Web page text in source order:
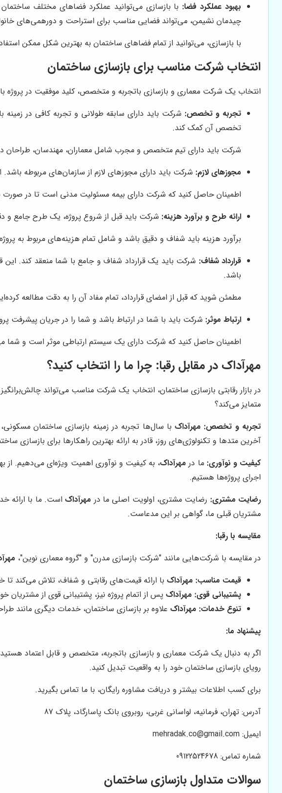
بهبود عملکرد فضا: با بازسازی می‌توانید عملکرد فضاهای مختلف
چیدمان نشیمن، می‌تواند فضایی مناسب برای استراحت و دورهمی‌های
با بازسازی، می‌توانید از تمام فضاهای ساختمان به بهترین شکل ممکن
انتخاب شرکت مناسب برای بازسازی ساختمان
انتخاب یک شرکت معماری و بازسازی باتجربه و متخصص، کلید موفقیت در
تجربه و تخصص: شرکت باید دارای سابقه طولانی و تجربه کافی در
تخصص آن کمک کند.
شرکت باید دارای تیم متخصص و مجرب شامل معماران، مهندسان، طراحان
مجوزهای لازم: شرکت باید دارای مجوزهای لازم از سازمان‌های مربوطه
اطمینان حاصل کنید که شرکت دارای بیمه مسئولیت مدنی است تا در صورت
ارائه طرح و برآورد هزینه: شرکت باید قبل از شروع پروژه، یک طرح جامع و
برآورد هزینه باید شفاف و دقیق باشد و شامل تمام هزینه‌های مربوط به
قرارداد شفاف: شرکت باید یک قرارداد شفاف و جامع با شما منعقد کند. این
باشد.
مطمئن شوید که قبل از امضای قرارداد، تمام مفاد آن را به دقت مطالعه
ارتباط موثر: شرکت باید با شما در ارتباط باشد و شما را در جریان پیشرفت
اطمینان حاصل کنید که شرکت دارای یک سیستم ارتباطی موثر است و شما
مهرآداک در مقابل رقبا: چرا ما را انتخاب کنید؟
در بازار رقابتی بازسازی ساختمان، انتخاب یک شرکت مناسب می‌تواند
متمایز می‌کند؟
تجربه و تخصص: مهرآداکبا سال‌ها تجربه در زمینه بازسازی ساختمان
آخرین متدها و تکنولوژی‌های روز، قادر به ارائه بهترین راهکارها برای بازسازی
کیفیت و نوآوری: ما در مهرآداک، به کیفیت و نوآوری اهمیت ویژه‌ای می‌دهیم. از
اجرای پروژه‌ها هستیم.
رضایت مشتری: رضایت مشتری، اولویت اصلی ما در مهرآداکاست. ما با ارائه
مشتریان قبلی ما، گواهی بر این مدعاست.
مقایسه با رقبا:
در مقایسه با شرکت‌هایی مانند "شرکت بازسازی مدرن" و "گروه معماری نوین"،
قیمت مناسب: مهرآداکبا ارائه قیمت‌های رقابتی و شفاف، تلاش می‌کند
پشتیبانی قوی: مهرآداکپس از اتمام پروژه نیز، پشتیبانی قوی از
تنوع خدمات: مهرآداکعلاوه بر بازسازی ساختمان، خدمات دیگری مانند
پیشنهاد ما:
اگر به دنبال یک شرکت معماری و بازسازی باتجربه، متخصص و قابل اعتماد
رویای بازسازی ساختمان خود را به واقعیت تبدیل کنید.
برای کسب اطلاعات بیشتر و دریافت مشاوره رایگان، با ما تماس بگیرید.
آدرس: تهران، فرمانیه، لواسانی غربی، روبروی بانک پاسارگاد، پلاک 87
ایمیل: mehradak.co@gmail.com
شماره تماس: 09122524678
سوالات متداول بازسازی ساختمان